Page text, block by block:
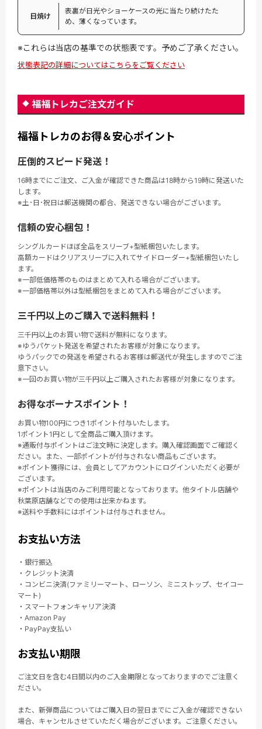
日焼け
表裏が日光やショーケースの光に当たり続けたた
め、薄くなっています。
※これらは当店の基準での状態表です。予めご了承ください。
状態表記の詳細についてはこちらをご覧ください
福福トレカご注文ガイド
福福トレカのお得＆安心ポイント
圧倒的スピード発送！
16時までにご注文、ご入金が確認できた商品は18時から19時に発送いた
します。
※土･日･祝日は郵送機関の都合、発送できない場合がございます。
信頼の安心梱包！
シングルカードほぼ全品をスリーブ+型紙梱包いたします。
高額カードはクリアスリーブに入れてサイドローダー+型紙梱包いたし
ます。
※一部低価格帯のものはまとめて入れる場合がございます。
※一部価格帯以外は型紙梱包をまとめて入れる場合がございます。
三千円以上のご購入で送料無料！
三千円以上のお買い物で送料が無料になります。
※ゆうパケット発送を希望されたお客様が対象になります。
ゆうパックでの発送を希望されるお客様は郵送代が発生しますのでご注
意下さい。
※一回のお買い物が三千円以上ご購入されたお客様が対象になります。
お得なボーナスポイント！
お買い物100円につき1ポイント付与いたします。
1ポイント1円として全商品ご購入頂けます。
※通販付与ポイントはご注文時に決定します。購入確認画面でご確認く
ださい。また、一部ポイントが付与されない商品もございます。
※ポイント獲得には、会員としてアカウントにログインいただく必要が
ございます。
※ポイントは当店のみご利用可能となっております。他タイトル店舗や
秋葉原店舗などでの使用は出来かねます。
※送料や手数料にはポイントは付与されません。
お支払い方法
・銀行振込
・クレジット決済
・コンビニ決済(ファミリーマート、ローソン、ミニストップ、セイコー
マート)
・スマートフォンキャリア決済
・Amazon Pay
・PayPay支払い
お支払い期限
ご注文日を含む4日間以内のご入金期限となっておりますのでご注意く
ださい。
また、新弾商品についてはご購入日の翌日までにご入金が確認できない
場合、キャンセルさせていただく場合がございます。ご注意ください。